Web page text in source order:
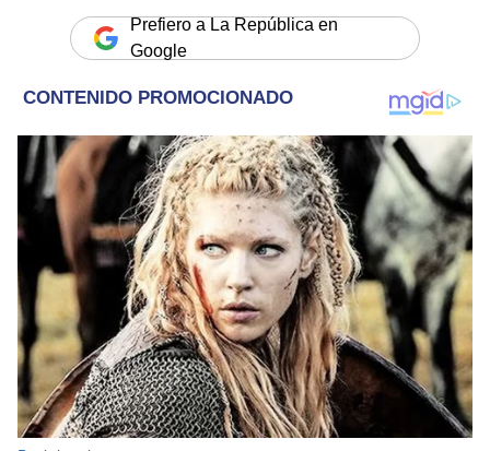
Prefiero a La República en
Google